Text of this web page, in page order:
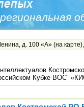
д. 100 «А» (на карте
Кубке ВОС